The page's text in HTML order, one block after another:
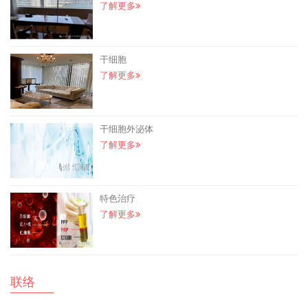
了解更多
干细胞
了解更多
干细胞外泌体
了解更多
特色治疗
了解更多
联络